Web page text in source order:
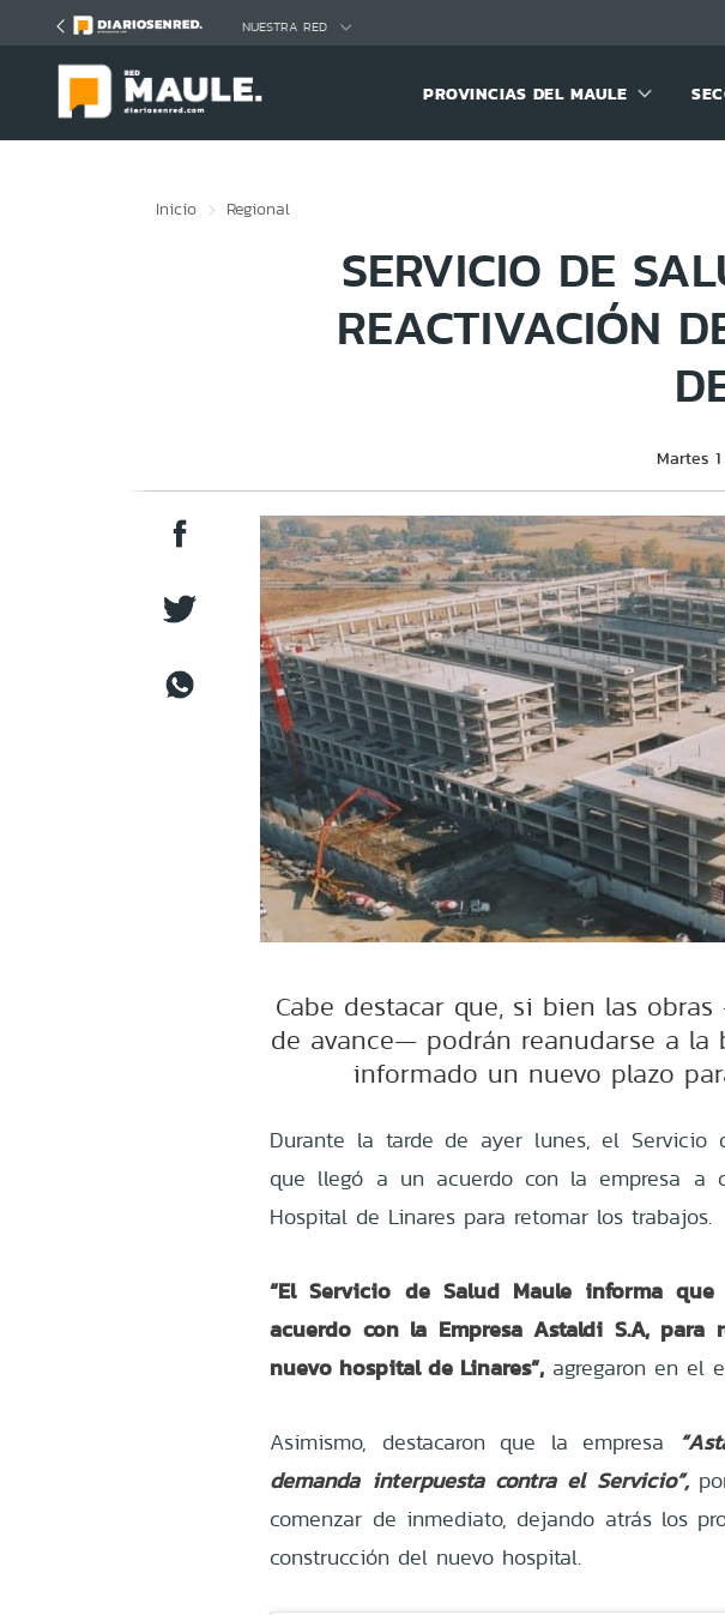
NUESTRA RED
PROVINCIAS DEL MAULE
Inicio Regional
SERVICIO DE
REACTIVACIÓN
Martes
Cabe destacar que, si bien las
de avance— podrán reanudarse a la
informado un nuevo plazo
Durante la tarde de ayer lunes, el Servicio
que llegó a un acuerdo con la empresa a
Hospital de Linares para retomar los trabajos.
“El Servicio de Salud Maule informa
acuerdo con la Empresa Astaldi S.A,
nuevo hospital de Linares”, agregaron en el
Asimismo, destacaron que la empresa
demanda interpuesta contra el Servicio”,
comenzar de inmediato, dejando atrás los
construcción del nuevo hospital.